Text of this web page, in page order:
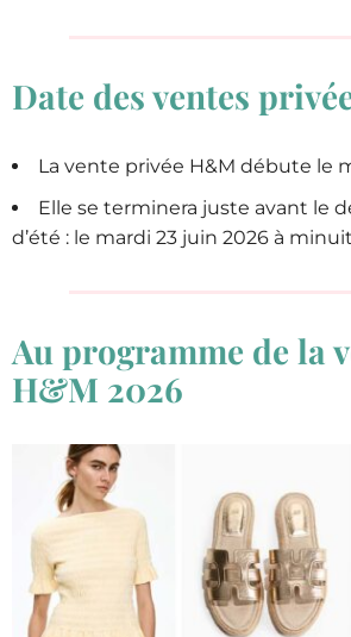
Date des ventes
La vente privée H&M débute le
Elle se terminera juste avant le
d’été : le mardi 23 juin 2026 à minuit
Au programme de la
H&M 2026